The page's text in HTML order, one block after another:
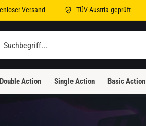
Versand TÜV-Austria geprüft
Double Action Single Action Basic Action